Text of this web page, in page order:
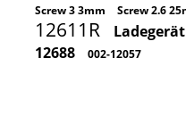
Screw 3 3mm
Screw 2.6
12611R Ladegerät
12688
002-12057